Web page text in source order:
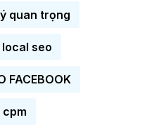
quan trọng
local seo
FACEBOOK
cpm